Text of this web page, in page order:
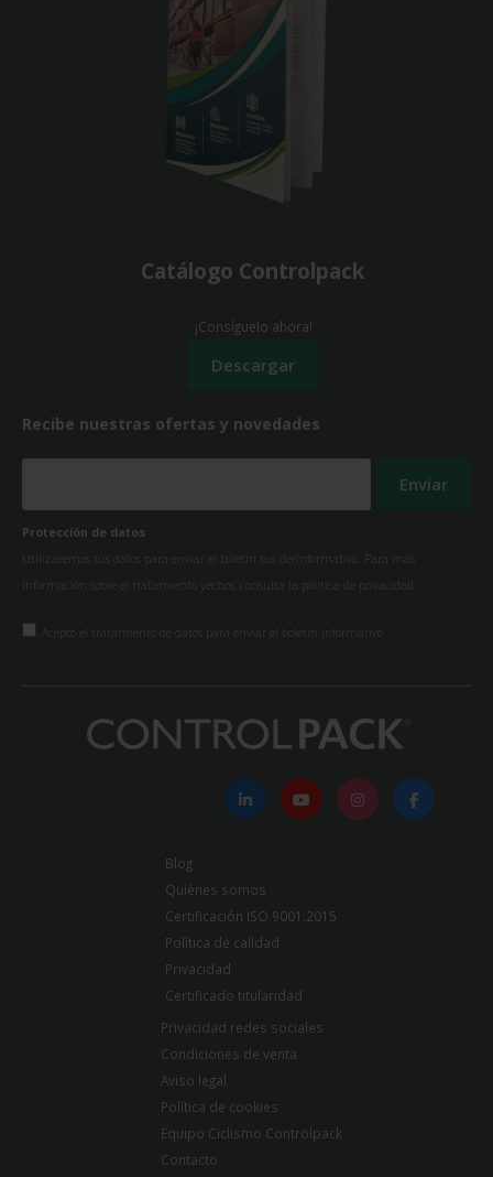
Recibe nuestras ofertas y novedades
Protección de datos
Utilizaremos tus datos para enviar el boletín tus derinformativo. Para más
información sobre el tratamiento yechos, consulta la política de privacidad
Acepto el tratamiento de datos para enviar el boletín informativo
Catálogo Controlpack
¡Consíguelo ahora!
Blog
Quiénes somos
Certificación ISO 9001:2015
Política de calidad
Privacidad
Certificado titularidad
Privacidad redes sociales
Condiciones de venta
Aviso legal
Política de cookies
Equipo Ciclismo Controlpack
Contacto